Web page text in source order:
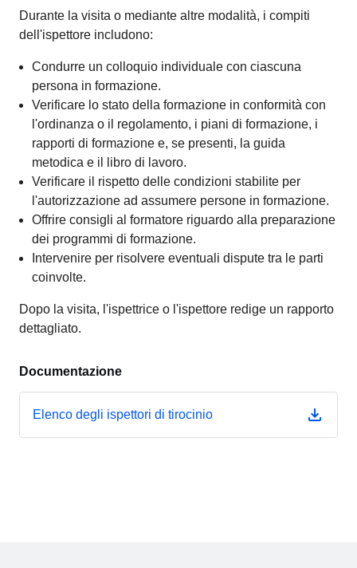
Durante la visita o mediante altre modalità, i compiti
dell'ispettore includono:
Condurre un colloquio individuale con ciascuna
persona in formazione.
Verificare lo stato della formazione in conformità con
l'ordinanza o il regolamento, i piani di formazione, i
rapporti di formazione e, se presenti, la guida
metodica e il libro di lavoro.
Verificare il rispetto delle condizioni stabilite per
l'autorizzazione ad assumere persone in formazione.
Offrire consigli al formatore riguardo alla preparazione
dei programmi di formazione.
Intervenire per risolvere eventuali dispute tra le parti
coinvolte.
Dopo la visita, l'ispettrice o l'ispettore redige un rapporto
dettagliato.
Documentazione
Elenco degli ispettori di tirocinio